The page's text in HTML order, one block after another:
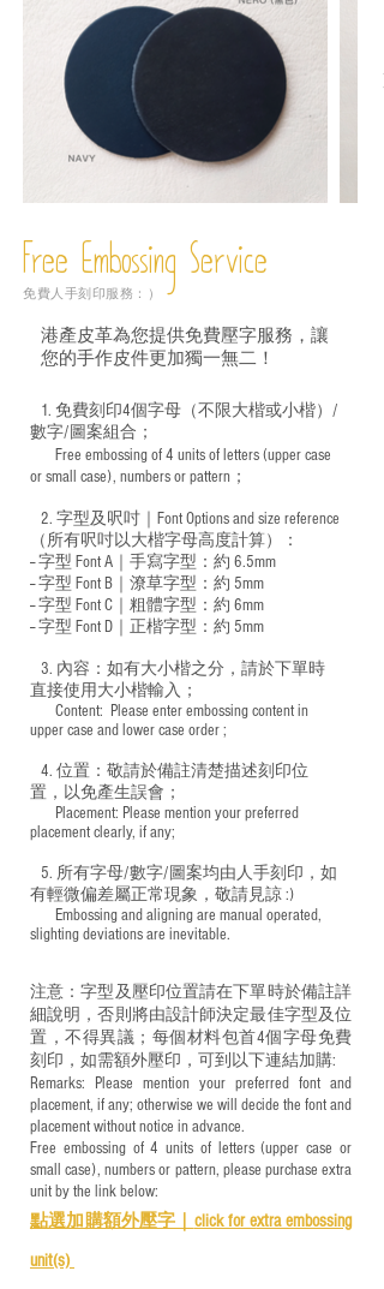
Free Embossing Service
免費人手刻印服務：）
港產皮革為您提供免費壓字服務，讓
您的手作皮件更加獨一無二！
1. 免費刻印4個字母（不限大楷或小楷）/
數字/圖案組合；
Free embossing of 4 units of letters (upper case
or small case), numbers or pattern；
2. 字型及呎吋｜ Font Options and size reference
（所有呎吋以大楷字母高度計算）：
-- 字型 Font A｜手寫字型：約 6.5mm
-- 字型 Font B｜潦草字型： 約 5mm
-- 字型 Font C｜粗體字型：約 6mm
-- 字型 Font D｜正楷字型： 約 5mm
3. 內容：如有大小楷之分，請於下單時
直接使用大小楷輸入；
​ Content: Please enter embossing content in
upper case and lower case order ;
4. 位置：敬請於備註清楚描述刻印位
置，以免產生誤會；
​ Placement: Please mention your preferred
placement clearly, if any;
5. 所有字母/數字/圖案均由人手刻印，如
有輕微偏差屬正常現象，敬請見諒 :)
​ Embossing and aligning are manual operated,
slighting deviations are inevitable.
注意：字型及壓印位置請在下單時於備註詳
細說明，否則將由設計師決定最佳字型及位
置，不得異議；每個材料包首4個字母免費
刻印，如需額外壓印，可到以下連結加購:
Remarks: Please mention your preferred font and
placement, if any; otherwise we will decide the font and
placement without notice in advance.
Free embossing of 4 units of letters (upper case or
small case), numbers or pattern, please purchase extra
unit by the link below:
點選加購額外壓字｜ click for extra embossing
unit(s)